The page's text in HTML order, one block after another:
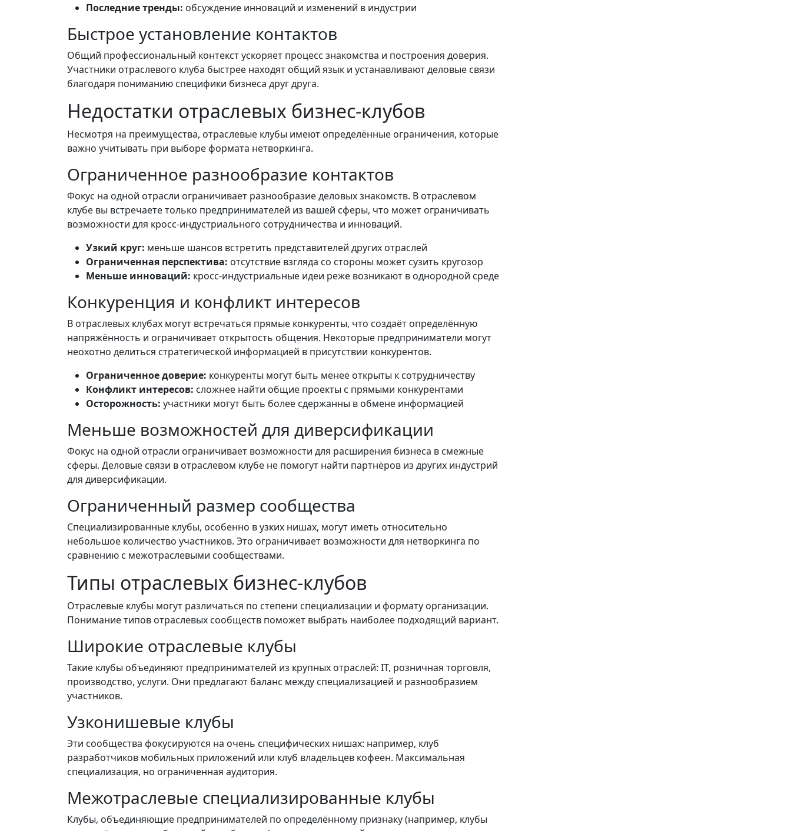
Последние тренды: обсуждение инноваций и изменений в индустрии
Быстрое установление контактов
Общий профессиональный контекст ускоряет процесс знакомства и построения доверия.
Участники отраслевого клуба быстрее находят общий язык и устанавливают деловые связи
благодаря пониманию специфики бизнеса друг друга.
Недостатки отраслевых бизнес-клубов
Несмотря на преимущества, отраслевые клубы имеют определённые ограничения, которые
важно учитывать при выборе формата нетворкинга.
Ограниченное разнообразие контактов
Фокус на одной отрасли ограничивает разнообразие деловых знакомств. В отраслевом
клубе вы встречаете только предпринимателей из вашей сферы, что может ограничивать
возможности для кросс-индустриального сотрудничества и инноваций.
Узкий круг: меньше шансов встретить представителей других отраслей
Ограниченная перспектива: отсутствие взгляда со стороны может сузить кругозор
Меньше инноваций: кросс-индустриальные идеи реже возникают в однородной среде
Конкуренция и конфликт интересов
В отраслевых клубах могут встречаться прямые конкуренты, что создаёт определённую
напряжённость и ограничивает открытость общения. Некоторые предприниматели могут
неохотно делиться стратегической информацией в присутствии конкурентов.
Ограниченное доверие: конкуренты могут быть менее открыты к сотрудничеству
Конфликт интересов: сложнее найти общие проекты с прямыми конкурентами
Осторожность: участники могут быть более сдержанны в обмене информацией
Меньше возможностей для диверсификации
Фокус на одной отрасли ограничивает возможности для расширения бизнеса в смежные
сферы. Деловые связи в отраслевом клубе не помогут найти партнёров из других индустрий
для диверсификации.
Ограниченный размер сообщества
Специализированные клубы, особенно в узких нишах, могут иметь относительно
небольшое количество участников. Это ограничивает возможности для нетворкинга по
сравнению с межотраслевыми сообществами.
Типы отраслевых бизнес-клубов
Отраслевые клубы могут различаться по степени специализации и формату организации.
Понимание типов отраслевых сообществ поможет выбрать наиболее подходящий вариант.
Широкие отраслевые клубы
Такие клубы объединяют предпринимателей из крупных отраслей: IT, розничная торговля,
производство, услуги. Они предлагают баланс между специализацией и разнообразием
участников.
Узконишевые клубы
Эти сообщества фокусируются на очень специфических нишах: например, клуб
разработчиков мобильных приложений или клуб владельцев кофеен. Максимальная
специализация, но ограниченная аудитория.
Межотраслевые специализированные клубы
Клубы, объединяющие предпринимателей по определённому признаку (например, клубы